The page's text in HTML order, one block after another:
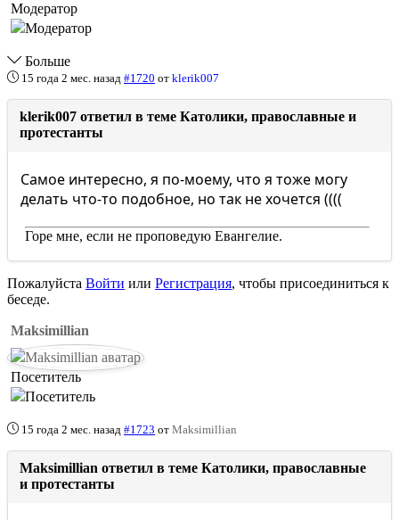
Модератор
Больше
15 года 2 мес. назад #1720 от klerik007
klerik007 ответил в теме Католики, православные и
протестанты
Самое интересно, я по-моему, что я тоже могу
делать что-то подобное, но так не хочется ((((
Горе мне, если не проповедую Евангелие.
Пожалуйста Войти или Регистрация, чтобы присоединиться к
беседе.
Maksimillian
Посетитель
15 года 2 мес. назад #1723 от Maksimillian
Maksimillian ответил в теме Католики, православные
и протестанты